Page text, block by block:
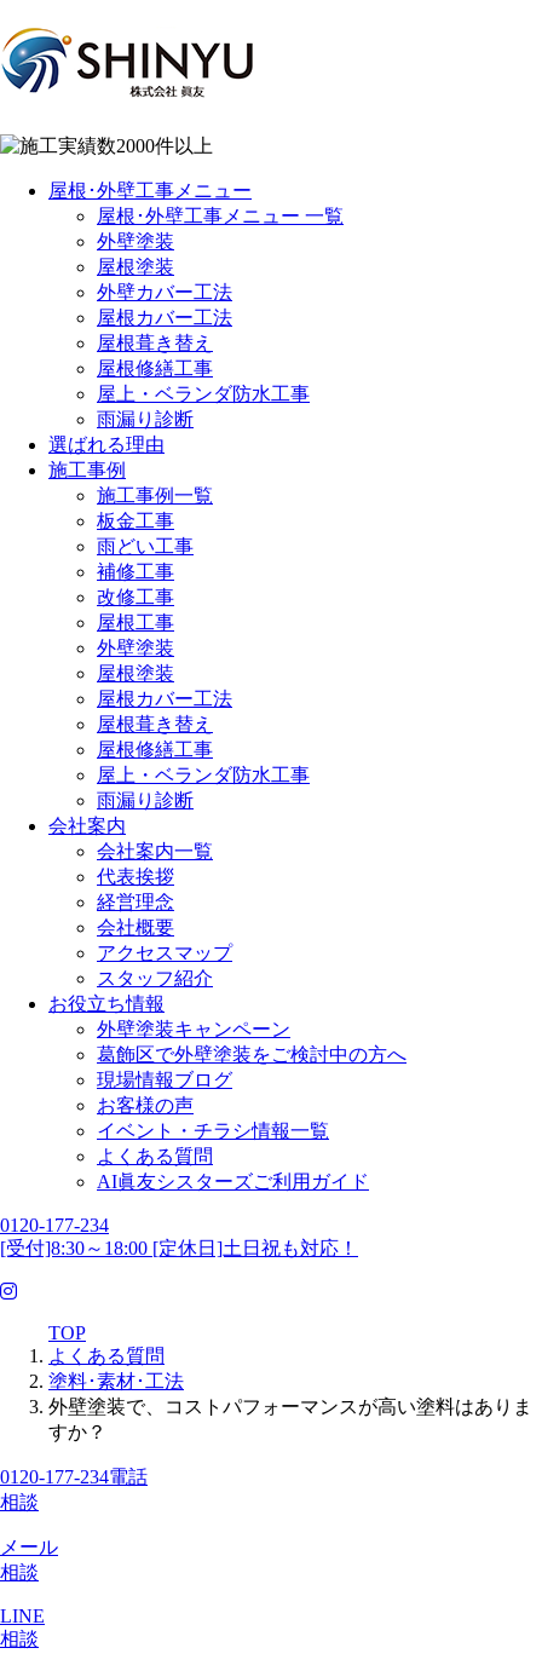
屋根･外壁工事メニュー
屋根･外壁工事メニュー 一覧
外壁塗装
屋根塗装
外壁カバー工法
屋根カバー工法
屋根葺き替え
屋根修繕工事
屋上・ベランダ防水工事
雨漏り診断
選ばれる理由
施工事例
施工事例一覧
板金工事
雨どい工事
補修工事
改修工事
屋根工事
外壁塗装
屋根塗装
屋根カバー工法
屋根葺き替え
屋根修繕工事
屋上・ベランダ防水工事
雨漏り診断
会社案内
会社案内一覧
代表挨拶
経営理念
会社概要
アクセスマップ
スタッフ紹介
お役立ち情報
外壁塗装キャンペーン
葛飾区で外壁塗装をご検討中の方へ
現場情報ブログ
お客様の声
イベント・チラシ情報一覧
よくある質問
AI眞友シスターズご利用ガイド
0120-177-234
[受付]8:30～18:00 [定休日]土日祝も対応！
TOP
よくある質問
塗料･素材･工法
外壁塗装で、コストパフォーマンスが高い塗料はありま
すか？
0120-177-234電話
相談
メール
相談
LINE
相談